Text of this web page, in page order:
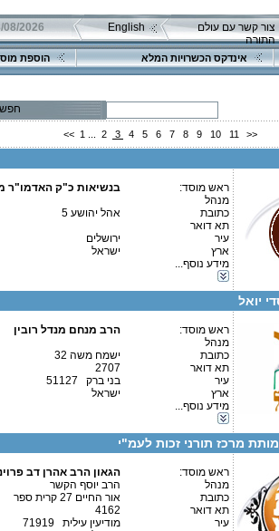
צור קשר עם עולם
התורה
English 08/08/2026 שבת כ"ה
אינדקס הכשרויות המלא הוספת
חפש
<< 1 2 3 4 5 6 7 8 9 10 11 >>
ראש מוסד:
בנשיאות כ"ק האדמו"ר
מנהל
כתובת
אהל יהושע 5
תא דואר
עיר
ירושלים
ארץ
ישראל
מידע נוסף...
טלפון 1:
טלפון 2:
איש קשר:
יואל
ראש מוסד:
הרב מנחם מנדל רובין
מנהל
כתובת
ישמח משה 32
תא דואר
2707
עיר
בני ברק 51127
ארץ
ישראל
מידע נוסף...
טלפון 1:
טלפון 2:
פקס
מרכז תורני זכות לעמ"י
ראש מוסד:
הגאון הרב אהרן דב
מנהל
הרב יוסף הקשר
כתובת
אור החיים 27 קרית ספר
תא דואר
4162
עיר
מודיעין עילית 71919
טלפון 1:
טלפון 2:
פקס
מספר עמותה:
איש קשר:
580312742
הגאון הרב אהרן דב